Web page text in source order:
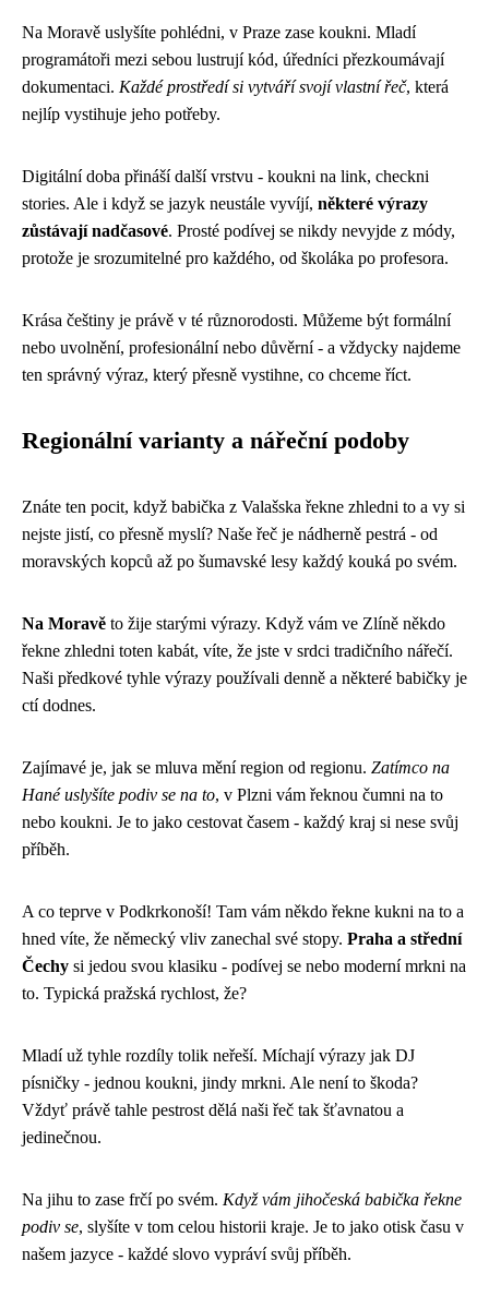
Na Moravě uslyšíte pohlédni, v Praze zase koukni. Mladí
programátoři mezi sebou lustrují kód, úředníci přezkoumávají
dokumentaci. Každé prostředí si vytváří svojí vlastní řeč, která
nejlíp vystihuje jeho potřeby.
Digitální doba přináší další vrstvu - koukni na link, checkni
stories. Ale i když se jazyk neustále vyvíjí, některé výrazy
zůstávají nadčasové. Prosté podívej se nikdy nevyjde z módy,
protože je srozumitelné pro každého, od školáka po profesora.
Krása češtiny je právě v té různorodosti. Můžeme být formální
nebo uvolnění, profesionální nebo důvěrní - a vždycky najdeme
ten správný výraz, který přesně vystihne, co chceme říct.
Regionální varianty a nářeční podoby
Znáte ten pocit, když babička z Valašska řekne zhledni to a vy si
nejste jistí, co přesně myslí? Naše řeč je nádherně pestrá - od
moravských kopců až po šumavské lesy každý kouká po svém.
Na Moravě to žije starými výrazy. Když vám ve Zlíně někdo
řekne zhledni toten kabát, víte, že jste v srdci tradičního nářečí.
Naši předkové tyhle výrazy používali denně a některé babičky je
ctí dodnes.
Zajímavé je, jak se mluva mění region od regionu. Zatímco na
Hané uslyšíte podiv se na to, v Plzni vám řeknou čumni na to
nebo koukni. Je to jako cestovat časem - každý kraj si nese svůj
příběh.
A co teprve v Podkrkonoší! Tam vám někdo řekne kukni na to a
hned víte, že německý vliv zanechal své stopy. Praha a střední
Čechy si jedou svou klasiku - podívej se nebo moderní mrkni na
to. Typická pražská rychlost, že?
Mladí už tyhle rozdíly tolik neřeší. Míchají výrazy jak DJ
písničky - jednou koukni, jindy mrkni. Ale není to škoda?
Vždyť právě tahle pestrost dělá naši řeč tak šťavnatou a
jedinečnou.
Na jihu to zase frčí po svém. Když vám jihočeská babička řekne
podiv se, slyšíte v tom celou historii kraje. Je to jako otisk času v
našem jazyce - každé slovo vypráví svůj příběh.